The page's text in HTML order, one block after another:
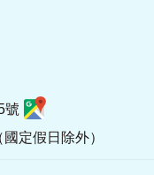
號
定假日除外）